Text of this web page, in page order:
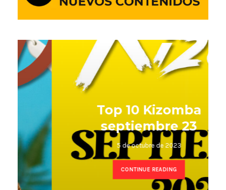
Top 10 Kizomba
septiembre 23
5 de octubre de 2023
CONTINUE READING